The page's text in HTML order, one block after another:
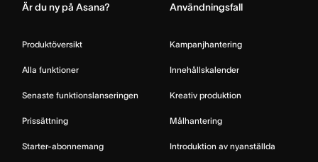
Är du ny på Asana?
Produktöversikt
Alla funktioner
Senaste funktionslanseringen
Prissättning
Starter-abonnemang
Användningsfall
Kampanjhantering
Innehållskalender
Kreativ produktion
Målhantering
Introduktion av nyanställda